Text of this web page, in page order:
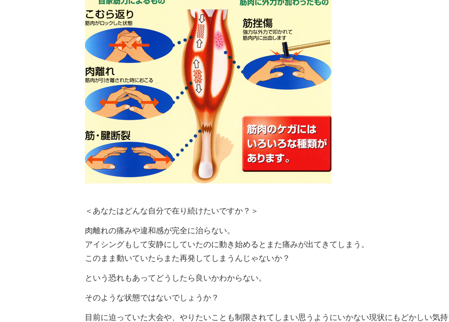
＜あなたはどんな自分で在り続けたいですか？＞
肉離れの痛みや違和感が完全に治らない。
アイシングもして安静にしていたのに動き始めるとまた痛みが出てきてしまう。
このまま動いていたらまた再発してしまうんじゃないか？
という恐れもあってどうしたら良いかわからない。
そのような状態ではないでしょうか？
目前に迫っていた大会や、やりたいことも制限されてしまい思うようにいかない現状にもどかしい気持